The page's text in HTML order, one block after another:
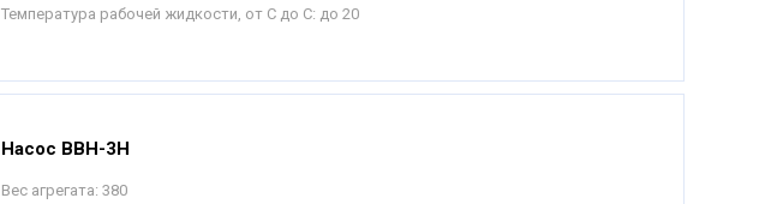
Температура рабочей жидкости, от С до С: до 20
Насос ВВН-3Н
Вес агрегата: 380